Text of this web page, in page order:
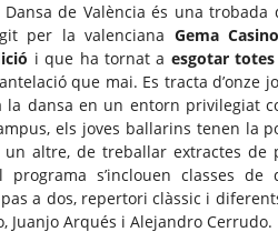
de València és una trobada
per la valenciana Gema
i que ha tornat a esgotar
que mai. Es tracta d’onze
dansa en un entorn privilegiat
els joves ballarins tenen la
altre, de treballar extractes de
s’inclouen classes de
a dos, repertori clàssic i
Juanjo Arqués i Alejandro Cerrudo.